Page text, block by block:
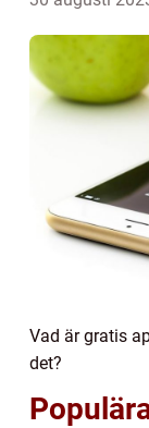
Vad är gratis
det?